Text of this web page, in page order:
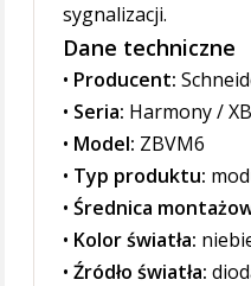
sygnalizacji.
Dane techniczne
• Producent:
• Seria: Harmony /
• Model: ZBVM6
• Typ produktu:
•Średnica
• Kolor światła:
•Źródło światła: